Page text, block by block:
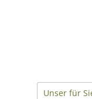
Unser für